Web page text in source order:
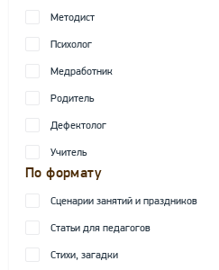
Методист
Психолог
Медработник
Родитель
Дефектолог
Учитель
По формату
Сценарии занятий и праздников
Статьи для педагогов
Стихи, загадки